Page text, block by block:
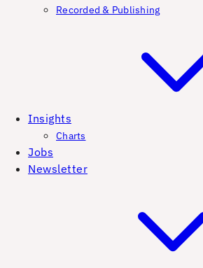
Recorded & Publishing
Insights
Charts
Jobs
Newsletter